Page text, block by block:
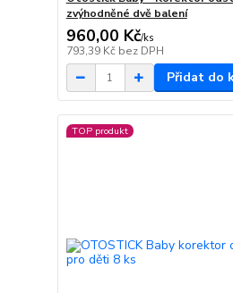
zvýhodněné dvě balení
960,00 Kč/ks
793,39 Kč bez DPH
Přidat do
TOP produkt